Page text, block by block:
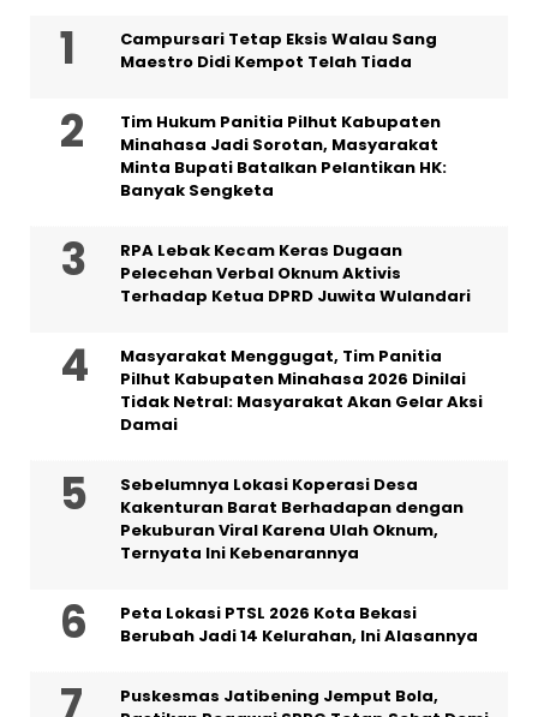
Campursari Tetap Eksis Walau Sang
Maestro Didi Kempot Telah Tiada
Tim Hukum Panitia Pilhut Kabupaten
Minahasa Jadi Sorotan, Masyarakat
Minta Bupati Batalkan Pelantikan HK:
Banyak Sengketa
RPA Lebak Kecam Keras Dugaan
Pelecehan Verbal Oknum Aktivis
Terhadap Ketua DPRD Juwita Wulandari
Masyarakat Menggugat, Tim Panitia
Pilhut Kabupaten Minahasa 2026 Dinilai
Tidak Netral: Masyarakat Akan Gelar Aksi
Damai
Sebelumnya Lokasi Koperasi Desa
Kakenturan Barat Berhadapan dengan
Pekuburan Viral Karena Ulah Oknum,
Ternyata Ini Kebenarannya
Peta Lokasi PTSL 2026 Kota Bekasi
Berubah Jadi 14 Kelurahan, Ini Alasannya
Puskesmas Jatibening Jemput Bola,